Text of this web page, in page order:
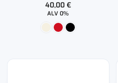
40,00 €
ALV 0%